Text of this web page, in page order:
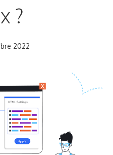
?
2022